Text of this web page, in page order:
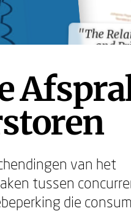
"The
and
"The
and
van het
tussen
die